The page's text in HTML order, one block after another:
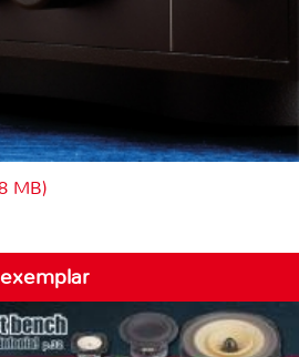
MB)